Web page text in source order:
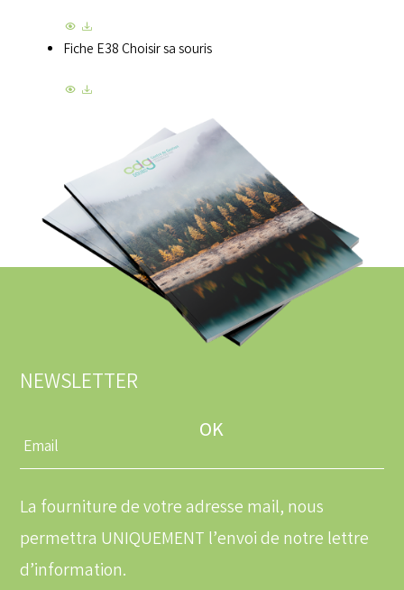
Fiche E38 Choisir sa souris
NEWSLETTER
Entrez
une
email
La fourniture de votre adresse mail, nous
permettra UNIQUEMENT l’envoi de notre lettre
d’information.